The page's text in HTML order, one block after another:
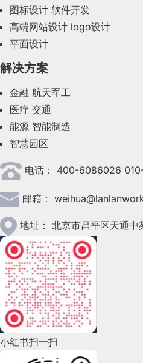
2023年8月(88)
2023年7月(62)
2023年6月(58)
2023年5月(28)
2023年4月(47)
2023年3月(37)
2023年2月(90)
2023年1月(78)
2022年12月(45)
2022年11月(69)
2022年10月(51)
2022年9月(135)
2022年8月(60)
图标设计 软件开发
高端网站设计 logo设计
平面设计
解决方案
金融 航天军工
医疗 交通
能源 智能制造
智慧园区
电话： 400-6086026
邮箱：
地址： 北京市昌平区天通中
小红书扫一扫